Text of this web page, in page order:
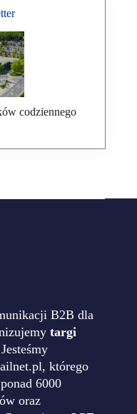
codziennego
B2B dla
targi
którego
6000
oraz